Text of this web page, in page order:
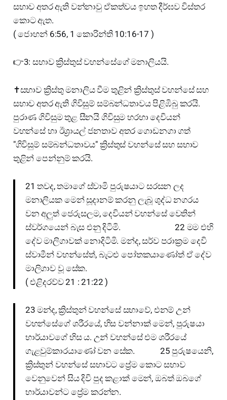
සභාව අතර ඇති වන්නාවු ඒකත්වය ඉහත දීර්ඝව විස්තර
කොට ඇත.
( ජොහන් 6:56, 1 කොරින්ති 10:16-17 )
👉3: සභාව ක්‍රිස්තුස් වහන්සේගේ මනාලියයි.
✝️සභාව ක්‍රිස්තු මනාලිය වීම තුළින් ක්‍රිස්තුස් වහන්සේ සහ
සභාව අතර ඇති ගිවිසුම් සම්බන්ධතාවය පිළිඹිබු කරයි.
පුරාණ ගිවිසුම තුළ සීනයි ගිවිසුම හරහා දෙවියන්
වහන්සේ හා ඊශ්‍රායල් ජනතාව අතර ගොඩනගා ගත්
"ගිවිසුම් සම්බන්ධතාවය" ක්‍රිස්තුස් වහන්සේ සහ සභාව
තුළින් පෙන්නුම් කරයි.
21 තවද, තමාගේ ස්වාමි පුරුෂයාට සරසන ලද
මනාලියක මෙන් සූදානම් කරනු ලැබූ ශුද්ධ නගරය
වන අලුත් ජෙරුසලම, දෙවියන් වහන්සේ වෙතින්
ස්වර්ගයෙන් බැස එනු දිටිමි. 22 මම එහි
දේව මාලිගාවක් නොදිටිමි. මන්ද, සර්ව පරාක්‍රම දෙවි
ස්වාමීන් වහන්සේත්, බැටළු පෝතකයාණෝත් ඒ දේව
මාලිගාව වූ සේක.
( එළිදරව්ව 21 : 21:22 )
23 මන්ද, ක්‍රිස්තුන් වහන්සේ සභාවේ, එනම් උන්
වහන්සේගේ ශරීරයේ, හිස වන්නාක් මෙන්, පුරුෂයා
භාර්යාවගේ හිස ය. උන් වහන්සේ එම ශරීරයේ
ගැළවුම්කාරයාණෝ වන සේක. 25 පුරුෂයෙනි,
ක්‍රිස්තුන් වහන්සේ සභාවට ප්‍රේම කොට සභාව
වෙනුවෙන් සිය දිවි පුද කළාක් මෙන්, ඔබත් ඔබගේ
භාර්යාවන්ට ප්‍රේම කරන්න.